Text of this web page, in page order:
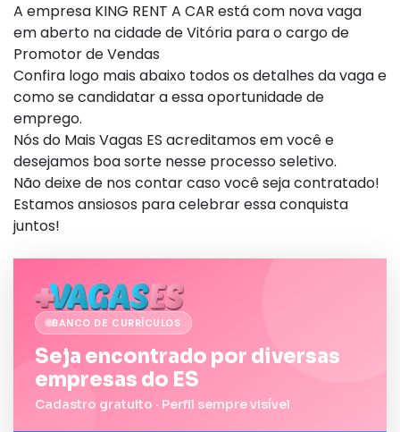
A empresa KING RENT A CAR está com nova vaga
em aberto na cidade de Vitória para o cargo de
Promotor de Vendas
Confira logo mais abaixo todos os detalhes da vaga e
como se candidatar a essa oportunidade de
emprego.
Nós do Mais Vagas ES acreditamos em você e
desejamos boa sorte nesse processo seletivo.
Não deixe de nos contar caso você seja contratado!
Estamos ansiosos para celebrar essa conquista
juntos!
BANCO DE CURRÍCULOS
Seja encontrado por diversas
empresas do ES
Cadastro gratuito · Perfil sempre visível